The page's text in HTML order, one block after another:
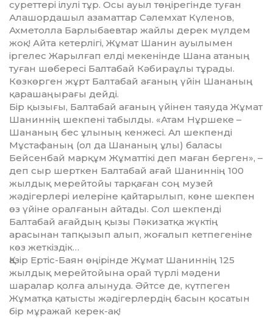
суреттері ілулі тұр. Осы ауыл төңірегінде туған
Алашордашыл азаматтар Сә­лемхат Күленов,
Ахметолла Барлыбаевтар жай­лы дерек мүлдем
жоқ! Айта кетерлігі, Жұмат Шанин ауылымен
іргелес Жарылғап елді мекенінде Шана атаның
туған шөбересі Балтабай Кәбираұлы тұрады.
Көзкөрген жұрт Балтабай ағаның үйін Шананың
қарашаңыра­ғы дейді.
Бір қызығы, Балтабай ағаның үйінен таяуда Жұмат
Шаниннің шекпені табылды. «Атам Нұршеке –
Шананың бес ұлының кен­жесі. Ал шекпенді
Мұстафаның (ол да Ша­наның ұлы) баласы
Бейсенбай марқұм Жұмат­тікі деп маған берген», –
деп сыр шерт­кен Балтабай ағай Шаниннің 100
жылдық мерейтойы тарқаған соң музей
жәдігерлері иелеріне қайтарылып, көне шекпен
өз үйіне оралғанын айтады. Сол шекпенді
Балтабай ағайдың қызы Пәкизатқа жүктің
арасынан тап­қызып алып, жоғалып кетпегеніне
көз жет­кіздік…
Қазір Ертіс-Баян өңірінде Жұмат Ша­ниннің 125
жылдық мерейтойына орай түрлі мәдени
шаралар қолға алынуда. Әйтсе де, күтпеген
Жұматқа қатысты жәдігерлердің ба­сын қосатын
бір мұражай керек-ақ!